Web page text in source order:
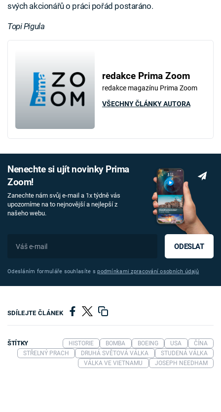
svých akcionářů o práci pořád postaráno.
Topi Pigula
redakce Prima Zoom
redakce magazínu Prima Zoom
VŠECHNY ČLÁNKY AUTORA
Nenechte si ujít novinky Prima
Zoom!
Zanechte nám svůj e-mail a 1x týdně vás
upozorníme na to nejnovější a nejlepší z
našeho webu.
ODESLAT
Odesláním formuláře souhlasíte spodmínkami zpracování osobních údajů
SDÍLEJTE ČLÁNEK
ŠTÍTKY HISTORIE BOMBA BOEING USA
ČÍNA
STŘELNÝ PRACH
DRUHÁ SVĚTOVÁ VÁLKA
STUDENÁ VÁLKA
VÁLKA VE VIETNAMU
JOSEPH NEEDHAM